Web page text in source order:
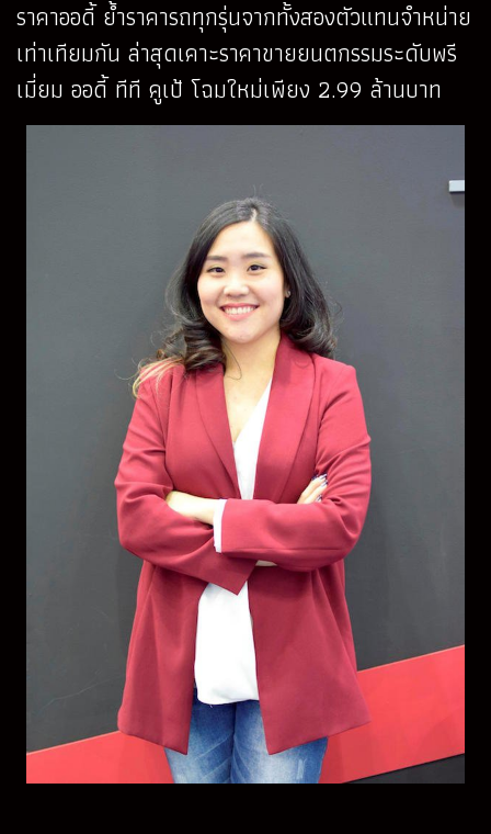
ราคาออดี้ ย้ำราคารถทุกรุ่นจากทั้งสองตัวแทนจำหน่าย
เท่าเทียมกัน ล่าสุดเคาะราคาขายยนตกรรมระดับพรี
เมี่ยม ออดี้ ทีที คูเป้ โฉมใหม่เพียง 2.99 ล้านบาท